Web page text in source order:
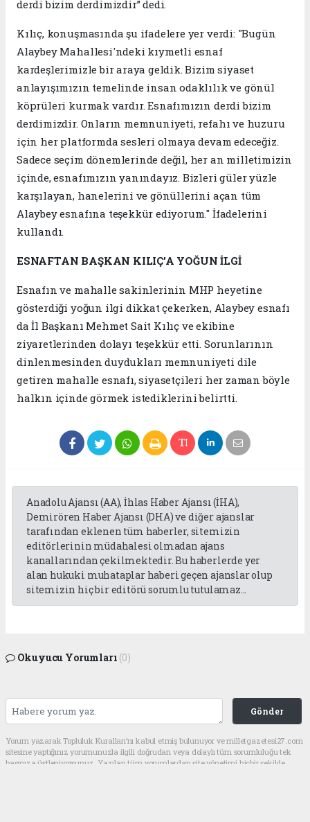
derdi bizim derdimizdir” dedi.
Kılıç, konuşmasında şu ifadelere yer verdi: "Bugün
Alaybey Mahallesi'ndeki kıymetli esnaf
kardeşlerimizle bir araya geldik. Bizim siyaset
anlayışımızın temelinde insan odaklılık ve gönül
köprüleri kurmak vardır. Esnafımızın derdi bizim
derdimizdir. Onların memnuniyeti, refahı ve huzuru
için her platformda sesleri olmaya devam edeceğiz.
Sadece seçim dönemlerinde değil, her an milletimizin
içinde, esnafımızın yanındayız. Bizleri güler yüzle
karşılayan, hanelerini ve gönüllerini açan tüm
Alaybey esnafına teşekkür ediyorum." İfadelerini
kullandı.
ESNAFTAN BAŞKAN KILIÇ’A YOĞUN İLGİ
Esnafın ve mahalle sakinlerinin MHP heyetine
gösterdiği yoğun ilgi dikkat çekerken, Alaybey esnafı
da İl Başkanı Mehmet Sait Kılıç ve ekibine
ziyaretlerinden dolayı teşekkür etti. Sorunlarının
dinlenmesinden duydukları memnuniyeti dile
getiren mahalle esnafı, siyasetçileri her zaman böyle
halkın içinde görmek istediklerini belirtti.
Anadolu Ajansı (AA), İhlas Haber Ajansı (İHA),
Demirören Haber Ajansı (DHA) ve diğer ajanslar
tarafından eklenen tüm haberler, sitemizin
editörlerinin müdahalesi olmadan ajans
kanallarından çekilmektedir. Bu haberlerde yer
alan hukuki muhataplar haberi geçen ajanslar olup
sitemizin hiç bir editörü sorumlu tutulamaz...
Okuyucu Yorumları (0)
Gönder
Yorum yazarak Topluluk Kuralları’nı kabul etmiş bulunuyor ve milletgazetesi27.com
sitesine yaptığınız yorumunuzla ilgili doğrudan veya dolaylı tüm sorumluluğu tek
başınıza üstleniyorsunuz. Yazılan tüm yorumlardan site yönetimi hiçbir şekilde